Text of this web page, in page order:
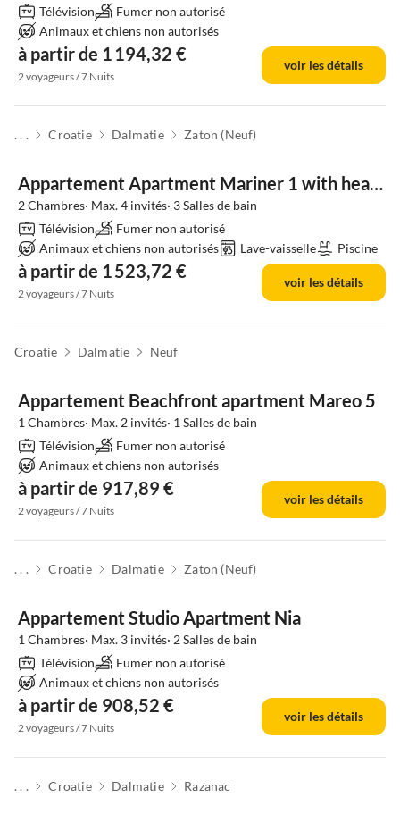
Télévision
Fumer non autorisé
Animaux et chiens non autorisés
à partir de 1 194,32 €
2 voyageurs / 7 Nuits
voir les détails
. . . Croatie Dalmatie Zaton (Neuf)
Appartement Apartment Mariner 1 with heated pool
2 Chambres· Max. 4 invités· 3 Salles de bain
Télévision
Fumer non autorisé
Animaux et chiens non autorisés
Lave-vaisselle Piscine
à partir de 1 523,72 €
2 voyageurs / 7 Nuits
voir les détails
Croatie Dalmatie Neuf
Appartement Beachfront apartment Mareo 5
1 Chambres· Max. 2 invités· 1 Salles de bain
Télévision
Fumer non autorisé
Animaux et chiens non autorisés
à partir de 917,89 €
2 voyageurs / 7 Nuits
voir les détails
. . . Croatie Dalmatie Zaton (Neuf)
Appartement Studio Apartment Nia
1 Chambres· Max. 3 invités· 2 Salles de bain
Télévision
Fumer non autorisé
Animaux et chiens non autorisés
à partir de 908,52 €
2 voyageurs / 7 Nuits
voir les détails
. . . Croatie Dalmatie Razanac